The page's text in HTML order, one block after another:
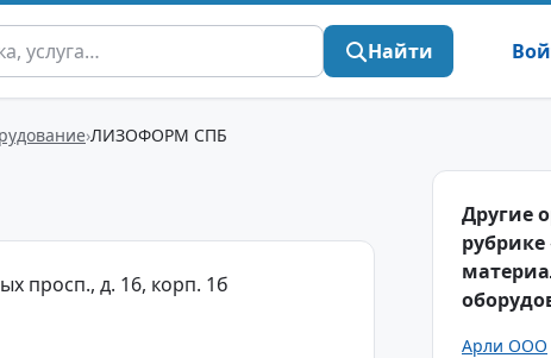
Найти
ЛИЗОФОРМ СПБ
просп., д. 16, корп. 1б
Другие
Арли ООО